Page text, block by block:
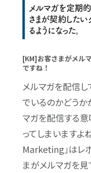
メルマガを定期
さまが契約したい
るようになった。
[KM]お客さまがメル
ですね！
メルマガを配信し
でいるのかどうか
マガを配信する
ってしまいますよ
Marketing」はレ
まがメルマガを